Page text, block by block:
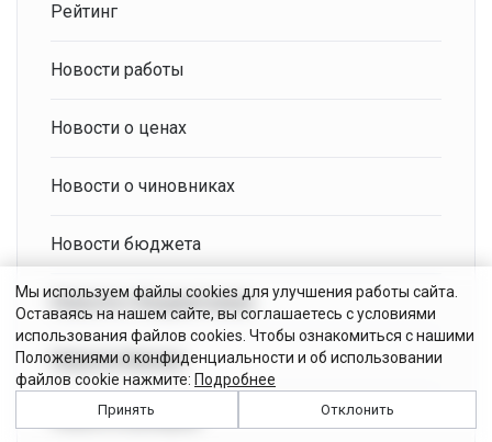
Рейтинг
Новости работы
Новости о ценах
Новости о чиновниках
Новости бюджета
Новости о бюджетниках
Новости банков
Новости выборов
Мы используем файлы cookies для улучшения работы сайта.
Оставаясь на нашем сайте, вы соглашаетесь с условиями
использования файлов cookies. Чтобы ознакомиться с нашими
Положениями о конфиденциальности и об использовании
файлов cookie нажмите: Подробнее
Принять Отклонить